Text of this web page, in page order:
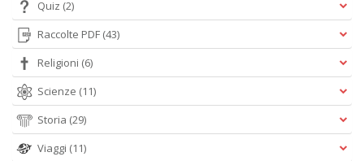
Quiz (2)
Raccolte PDF (43)
Religioni (6)
Scienze (11)
Storia (29)
Viaggi (11)